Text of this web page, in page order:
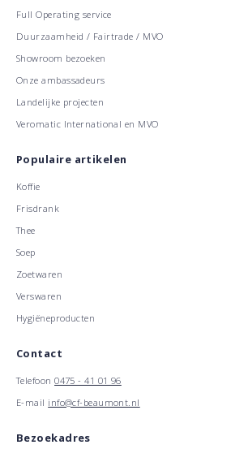
Full Operating service
Duurzaamheid / Fairtrade / MVO
Showroom bezoeken
Onze ambassadeurs
Landelijke projecten
Veromatic International en MVO
Populaire artikelen
Koffie
Frisdrank
Thee
Soep
Zoetwaren
Verswaren
Hygiëneproducten
Contact
Telefoon0475 - 41 01 96
E-mail info@cf-beaumont.nl
Bezoekadres